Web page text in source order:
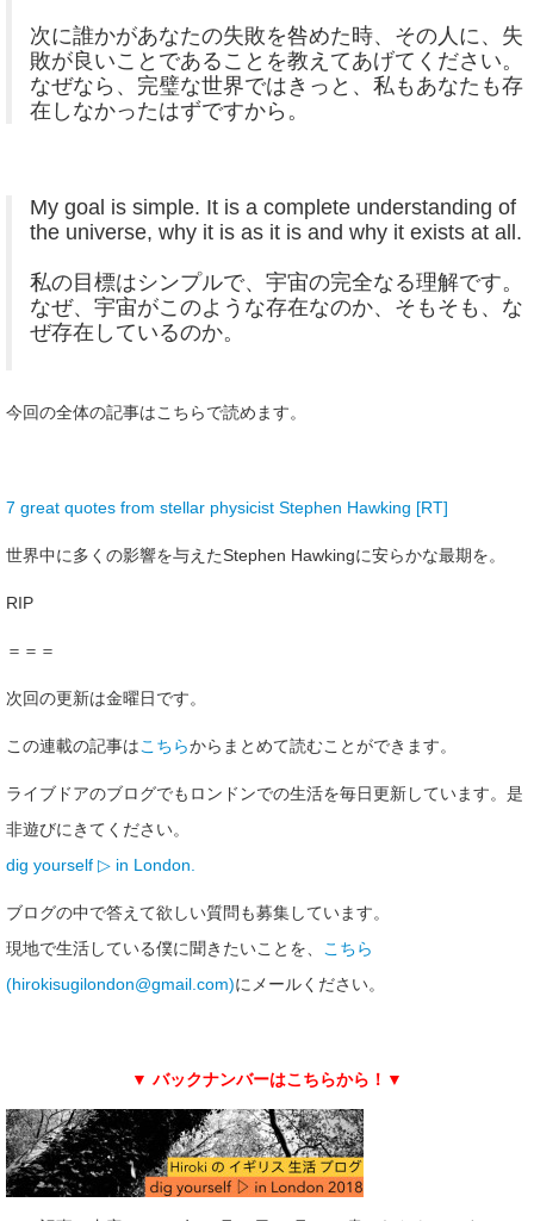
次に誰かがあなたの失敗を咎めた時、その人に、失
敗が良いことであることを教えてあげてください。
なぜなら、完璧な世界ではきっと、私もあなたも存
在しなかったはずですから。
My goal is simple. It is a complete understanding of
the universe, why it is as it is and why it exists at all.
私の目標はシンプルで、宇宙の完全なる理解です。
なぜ、宇宙がこのような存在なのか、そもそも、な
ぜ存在しているのか。
今回の全体の記事はこちらで読めます。
7 great quotes from stellar physicist Stephen Hawking [RT]
世界中に多くの影響を与えたStephen Hawkingに安らかな最期を。
RIP
＝＝＝
次回の更新は金曜日です。
この連載の記事はこちらからまとめて読むことができます。
ライブドアのブログでもロンドンでの生活を毎日更新しています。是
非遊びにきてください。
dig yourself ▷ in London.
ブログの中で答えて欲しい質問も募集しています。
現地で生活している僕に聞きたいことを、 こちら
(hirokisugilondon@gmail.com)にメールください。
▼ バックナンバーはこちらから！▼